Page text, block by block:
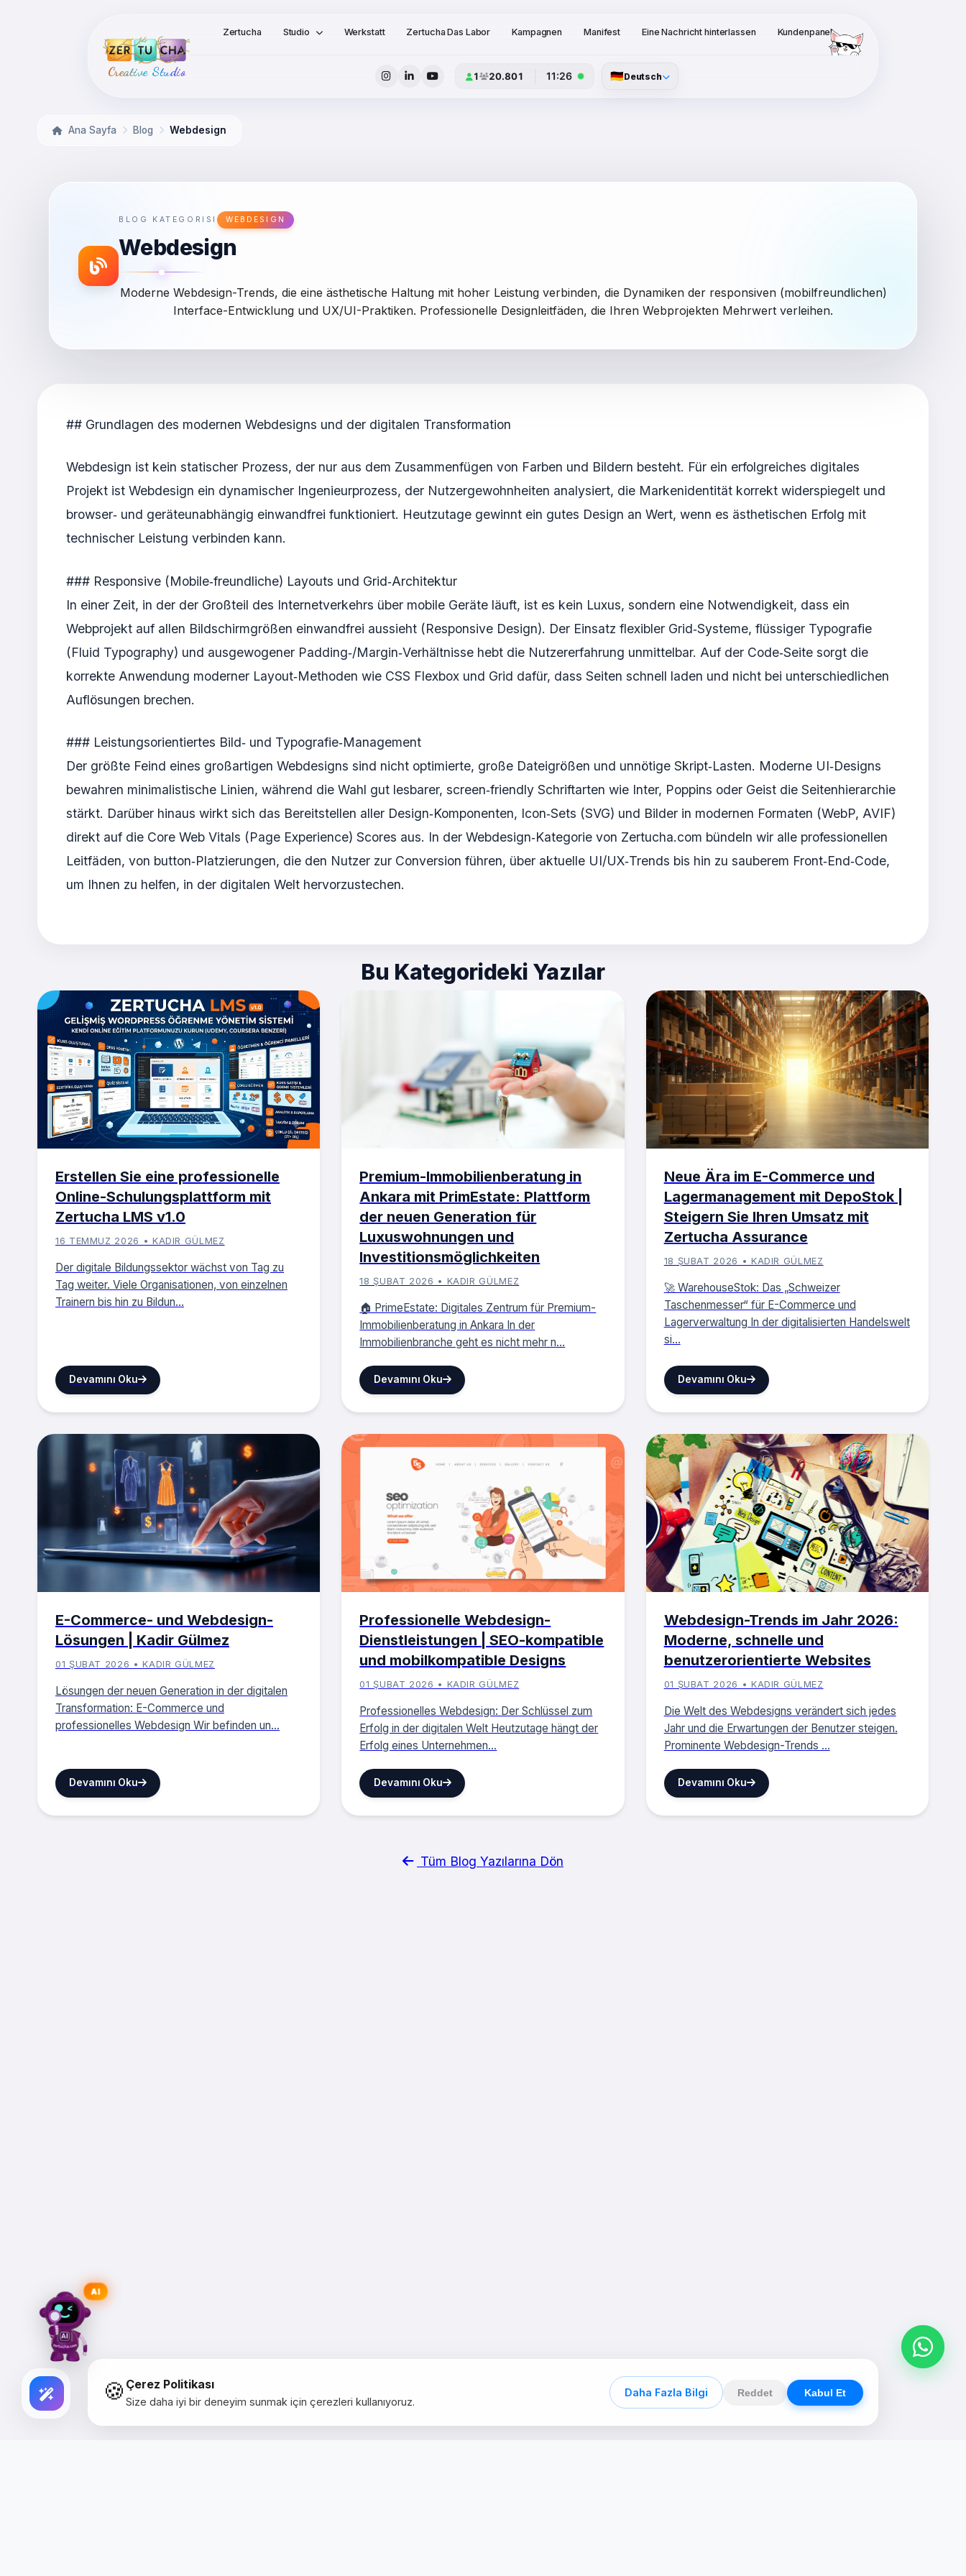
Creative Studio
Zertucha Studio Werkstatt Zertucha Das Labor Kampagnen Manifest Eine Nachricht hinterlassen Kundenpanel
1 20.801 11:26 🇩🇪Deutsch
Ana Sayfa Blog Webdesign
BLOG KATEGORISI WEBDESIGN
Webdesign
Moderne Webdesign-Trends, die eine ästhetische Haltung mit hoher Leistung verbinden, die Dynamiken der responsiven (mobilfreundlichen)
Interface-Entwicklung und UX/UI-Praktiken. Professionelle Designleitfäden, die Ihren Webprojekten Mehrwert verleihen.
## Grundlagen des modernen Webdesigns und der digitalen Transformation
Webdesign ist kein statischer Prozess, der nur aus dem Zusammenfügen von Farben und Bildern besteht. Für ein erfolgreiches digitales
Projekt ist Webdesign ein dynamischer Ingenieurprozess, der Nutzergewohnheiten analysiert, die Markenidentität korrekt widerspiegelt und
browser‑ und geräteunabhängig einwandfrei funktioniert. Heutzutage gewinnt ein gutes Design an Wert, wenn es ästhetischen Erfolg mit
technischer Leistung verbinden kann.
### Responsive (Mobile‑freundliche) Layouts und Grid‑Architektur
In einer Zeit, in der der Großteil des Internetverkehrs über mobile Geräte läuft, ist es kein Luxus, sondern eine Notwendigkeit, dass ein
Webprojekt auf allen Bildschirmgrößen einwandfrei aussieht (Responsive Design). Der Einsatz flexibler Grid‑Systeme, flüssiger Typografie
(Fluid Typography) und ausgewogener Padding‑/Margin‑Verhältnisse hebt die Nutzererfahrung unmittelbar. Auf der Code‑Seite sorgt die
korrekte Anwendung moderner Layout‑Methoden wie CSS Flexbox und Grid dafür, dass Seiten schnell laden und nicht bei unterschiedlichen
Auflösungen brechen.
### Leistungsorientiertes Bild‑ und Typografie‑Management
Der größte Feind eines großartigen Webdesigns sind nicht optimierte, große Dateigrößen und unnötige Skript‑Lasten. Moderne UI‑Designs
bewahren minimalistische Linien, während die Wahl gut lesbarer, screen‑friendly Schriftarten wie Inter, Poppins oder Geist die Seitenhierarchie
stärkt. Darüber hinaus wirkt sich das Bereitstellen aller Design‑Komponenten, Icon‑Sets (SVG) und Bilder in modernen Formaten (WebP, AVIF)
direkt auf die Core Web Vitals (Page Experience) Scores aus. In der Webdesign‑Kategorie von Zertucha.com bündeln wir alle professionellen
Leitfäden, von button‑Platzierungen, die den Nutzer zur Conversion führen, über aktuelle UI/UX‑Trends bis hin zu sauberem Front‑End‑Code,
um Ihnen zu helfen, in der digitalen Welt hervorzustechen.
Bu Kategorideki Yazılar
Erstellen Sie eine professionelle
Online-Schulungsplattform mit
Zertucha LMS v1.0
16 TEMMUZ 2026 • KADIR GÜLMEZ
Der digitale Bildungssektor wächst von Tag zu
Tag weiter. Viele Organisationen, von einzelnen
Trainern bis hin zu Bildun...
Devamını Oku
Premium-Immobilienberatung in
Ankara mit PrimEstate: Plattform
der neuen Generation für
Luxuswohnungen und
Investitionsmöglichkeiten
18 ŞUBAT 2026 • KADIR GÜLMEZ
🏠 PrimeEstate: Digitales Zentrum für Premium-
Immobilienberatung in Ankara In der
Immobilienbranche geht es nicht mehr n...
Devamını Oku
Neue Ära im E-Commerce und
Lagermanagement mit DepoStok |
Steigern Sie Ihren Umsatz mit
Zertucha Assurance
18 ŞUBAT 2026 • KADIR GÜLMEZ
🚀 WarehouseStok: Das „Schweizer
Taschenmesser“ für E-Commerce und
Lagerverwaltung In der digitalisierten Handelswelt
si...
Devamını Oku
E-Commerce- und Webdesign-
Lösungen | Kadir Gülmez
01 ŞUBAT 2026 • KADIR GÜLMEZ
Lösungen der neuen Generation in der digitalen
Transformation: E-Commerce und
professionelles Webdesign Wir befinden un...
Devamını Oku
Professionelle Webdesign-
Dienstleistungen | SEO-kompatible
und mobilkompatible Designs
01 ŞUBAT 2026 • KADIR GÜLMEZ
Professionelles Webdesign: Der Schlüssel zum
Erfolg in der digitalen Welt Heutzutage hängt der
Erfolg eines Unternehmen...
Devamını Oku
Webdesign-Trends im Jahr 2026:
Moderne, schnelle und
benutzerorientierte Websites
01 ŞUBAT 2026 • KADIR GÜLMEZ
Die Welt des Webdesigns verändert sich jedes
Jahr und die Erwartungen der Benutzer steigen.
Prominente Webdesign-Trends ...
Devamını Oku
Tüm Blog Yazılarına Dön
🍪 Çerez Politikası
Size daha iyi bir deneyim sunmak için çerezleri kullanıyoruz.
Daha Fazla Bilgi Reddet Kabul Et
AI